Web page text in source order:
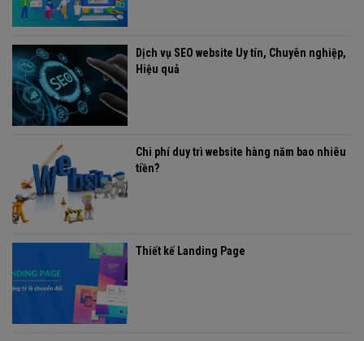
Dịch vụ SEO website Uy tín, Chuyên nghiệp,
Hiệu quả
Chi phí duy trì website hàng năm bao nhiêu
tiền?
Thiết kế Landing Page